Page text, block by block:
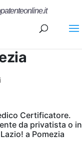
Certificatore.
da privatista o in
a Pomezia